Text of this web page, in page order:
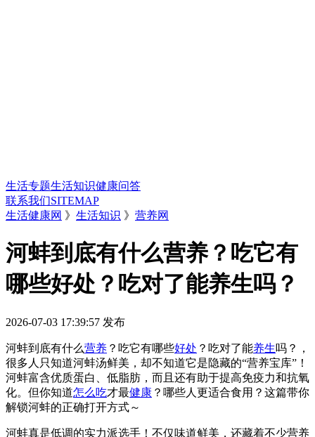
生活专题生活知识健康问答
联系我们SITEMAP
生活健康网 》 生活知识 》 营养网
河蚌到底有什么营养？吃它有
哪些好处？吃对了能养生吗？
2026-07-03 17:39:57 发布
河蚌到底有什么营养 ？吃它有哪些好处 ？吃对了能养生吗？，
很多人只知道河蚌汤鲜美，却不知道它是隐藏的“营养宝库”！
河蚌富含优质蛋白、低脂肪，而且还有助于提高免疫力和抗氧
化。但你知道怎么吃才最健康 ？哪些人更适合食用？这篇带你
解锁河蚌的正确打开方式～
河蚌真是低调的实力派选手！不仅味道鲜美，还藏着不少营养